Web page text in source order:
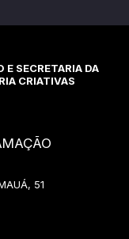
E SECRETARIA DA
CRIATIVAS
51